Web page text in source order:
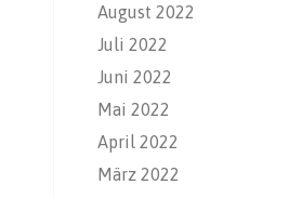
August 2022
Juli 2022
Juni 2022
Mai 2022
April 2022
März 2022